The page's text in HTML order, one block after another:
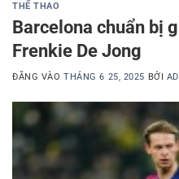
THỂ THAO
Barcelona chuẩn bị
Frenkie De Jong
ĐĂNG VÀOTHÁNG 6 25, 2025 BỞI